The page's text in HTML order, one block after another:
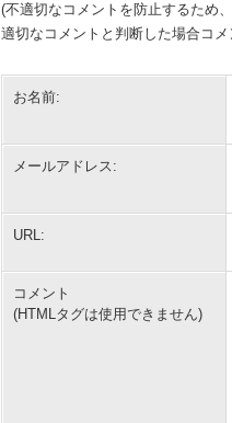
(不適切なコメントを防止するため
適切なコメントと判断した場合コ
お名前:
メールアドレス:
URL:
コメント
(HTMLタグは使用できません)